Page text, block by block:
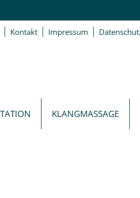
Kontakt Impressum
KLANGMASSAGE